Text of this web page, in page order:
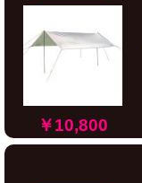
￥10,800